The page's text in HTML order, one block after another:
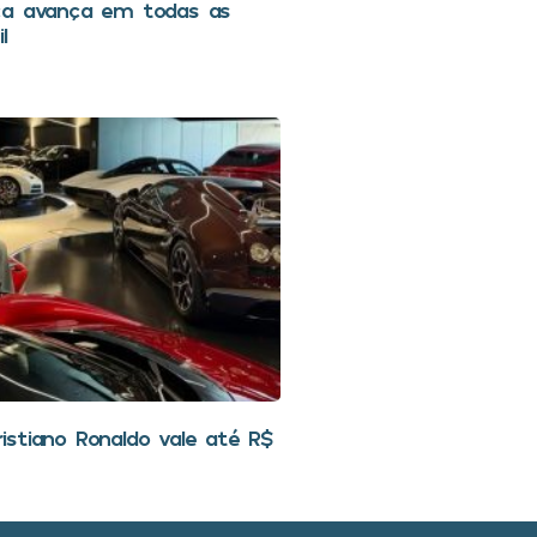
avança em todas as
Ronaldo vale até R$